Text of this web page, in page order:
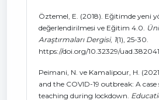
Öztemel, E. (2018). Eğitimde yeni
değerlendirilmesi ve Eğitim 4.0.
Araştırmaları Dergisi, 1(1), 25-30.
https://doi.org/10.32329/uad.382041
Peimani, N. ve Kamalipour, H.
and the COVID-19 outbreak: A
teaching during lockdown.